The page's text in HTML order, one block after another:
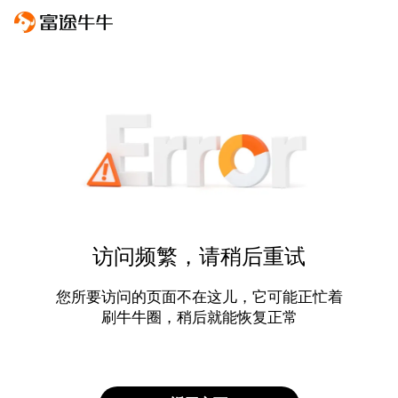
访问频繁，请稍后重试
您所要访问的页面不在这儿，它可能正忙着
刷牛牛圈，稍后就能恢复正常